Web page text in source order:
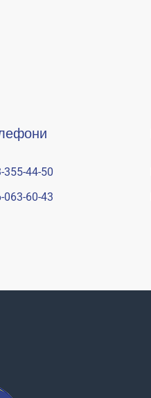
355-44-50
063-60-43